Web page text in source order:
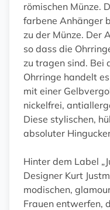
römischen Münze.
farbene Anhänger
zu der Münze. Der
so dass die
zu tragen sind. Bei
Ohrringe handelt
mit einer
nickelfrei,
Diese stylischen,
absoluter
Hinter dem Label
Designer Kurt
modischen,
Frauen entwerfen,